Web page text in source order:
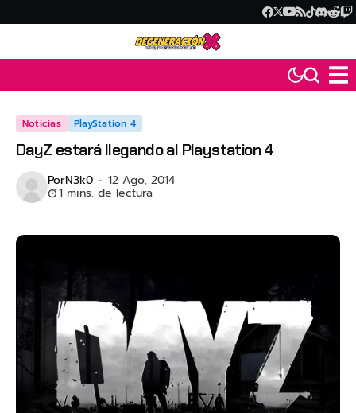
Noticias PlayStation 4
DayZ estará llegando al Playstation 4
PorN3k0 12 Ago, 2014
1 mins. de lectura